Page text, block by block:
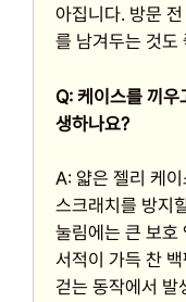
아집니다. 방문
를 남겨두는 것도
Q: 케이스를 끼우
생하나요?
A: 얇은 젤리 케
스크래치를 방지
눌림에는 큰 보호
서적이 가득 찬
걷는 동작에서 발